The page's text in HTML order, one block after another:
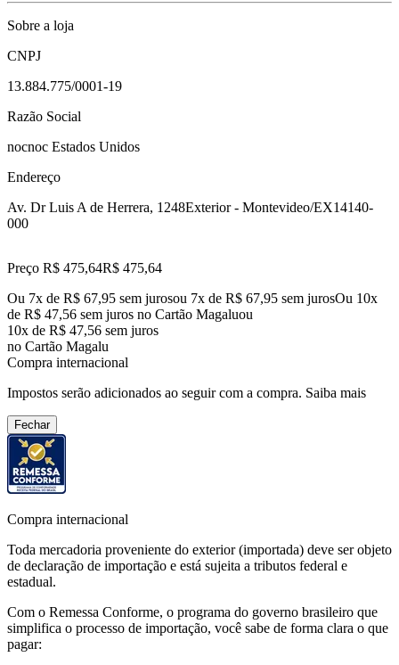
Sobre a loja
CNPJ
13.884.775/0001-19
Razão Social
nocnoc Estados Unidos
Endereço
Av. Dr Luis A de Herrera, 1248Exterior - Montevideo/EX14140-
000
Preço R$ 475,64R$ 475,64
Ou 7x de R$ 67,95 sem jurosou 7x de R$ 67,95 sem jurosOu 10x
de R$ 47,56 sem juros no Cartão Magaluou
10x de R$ 47,56 sem juros
no Cartão Magalu
Compra internacional
Impostos serão adicionados ao seguir com a compra. Saiba mais
Fechar
Compra internacional
Toda mercadoria proveniente do exterior (importada) deve ser objeto
de declaração de importação e está sujeita a tributos federal e
estadual.
Com o Remessa Conforme, o programa do governo brasileiro que
simplifica o processo de importação, você sabe de forma clara o que
pagar: